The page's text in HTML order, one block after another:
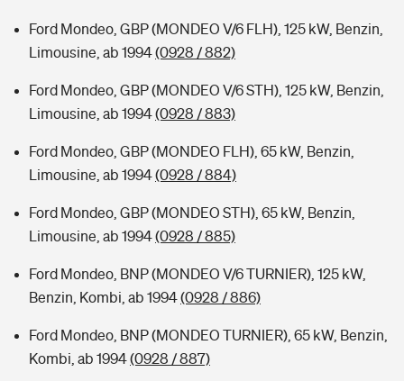
Ford Mondeo, GBP (MONDEO V/6 FLH), 125 kW, Benzin,
Limousine, ab 1994(0928 / 882)
Ford Mondeo, GBP (MONDEO V/6 STH), 125 kW, Benzin,
Limousine, ab 1994(0928 / 883)
Ford Mondeo, GBP (MONDEO FLH), 65 kW, Benzin,
Limousine, ab 1994(0928 / 884)
Ford Mondeo, GBP (MONDEO STH), 65 kW, Benzin,
Limousine, ab 1994(0928 / 885)
Ford Mondeo, BNP (MONDEO V/6 TURNIER), 125 kW,
Benzin, Kombi, ab 1994(0928 / 886)
Ford Mondeo, BNP (MONDEO TURNIER), 65 kW, Benzin,
Kombi, ab 1994(0928 / 887)